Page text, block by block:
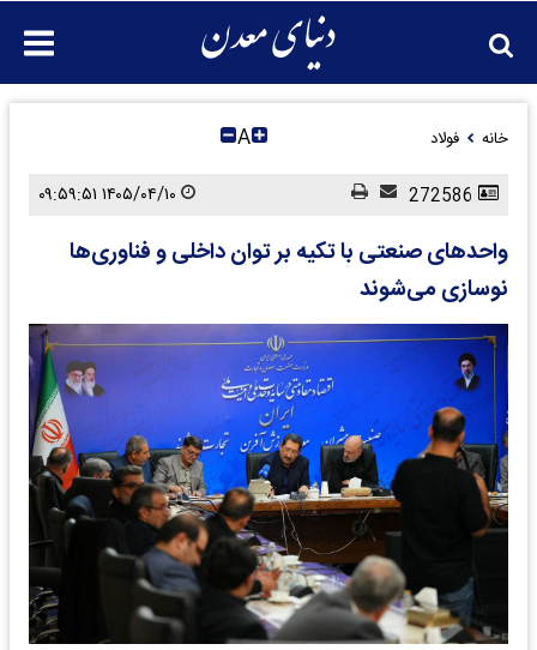
خانه فولاد A
واحدهای صنعتی با تکیه بر توان داخلی و فناوری‌ها
نوسازی می‌شوند